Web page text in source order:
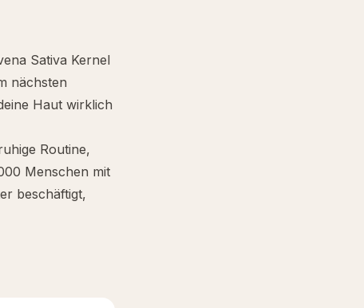
Sativa Kernel
nächsten
Haut wirklich
Routine,
Menschen mit
beschäftigt,